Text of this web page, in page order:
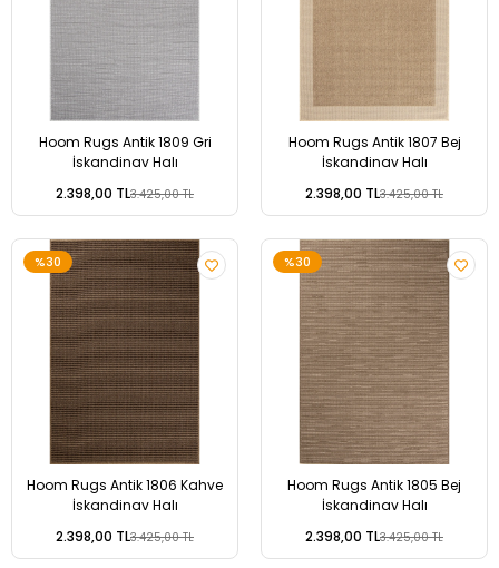
Hoom Rugs Antik 1809 Gri
İskandinav Halı
2.398,00 TL3.425,00 TL
Hoom Rugs Antik 1807 Bej
İskandinav Halı
2.398,00 TL3.425,00 TL
%30
Hoom Rugs Antik 1806 Kahve
İskandinav Halı
2.398,00 TL3.425,00 TL
%30
Hoom Rugs Antik 1805 Bej
İskandinav Halı
2.398,00 TL3.425,00 TL